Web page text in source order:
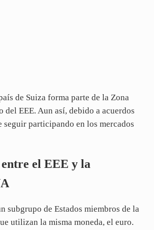
de Suiza forma parte de la Zona
del EEE. Aun así, debido a acuerdos
seguir participando en los mercados
el EEE y la
subgrupo de Estados miembros de la
utilizan la misma moneda, el euro.